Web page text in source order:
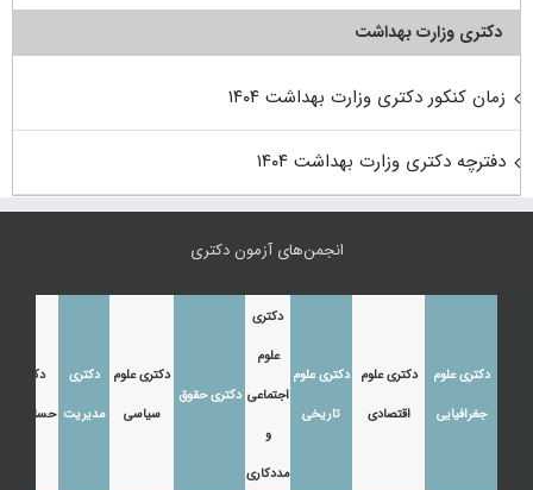
دکتری وزارت بهداشت
زمان کنکور دکتری وزارت بهداشت ۱۴۰۴
دفترچه دکتری وزارت بهداشت ۱۴۰۴
انجمن‌های آزمون دکتری
دکتری علوم
جغرافیایی
دکتری علوم
اقتصادی
دکتری علوم
تاریخی
دکتری
علوم
اجتماعی
و
مددکاری
دکتری حقوق
دکتری علوم
سیاسی
دکتری
مدیریت
دکتری
حسابداری